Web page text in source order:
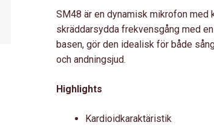
SM48 är en dynamisk mikrofon
skräddarsydda frekvensgång med
basen, gör den idealisk för både
och andningsjud.
Highlights
Kardioidkaraktäristik